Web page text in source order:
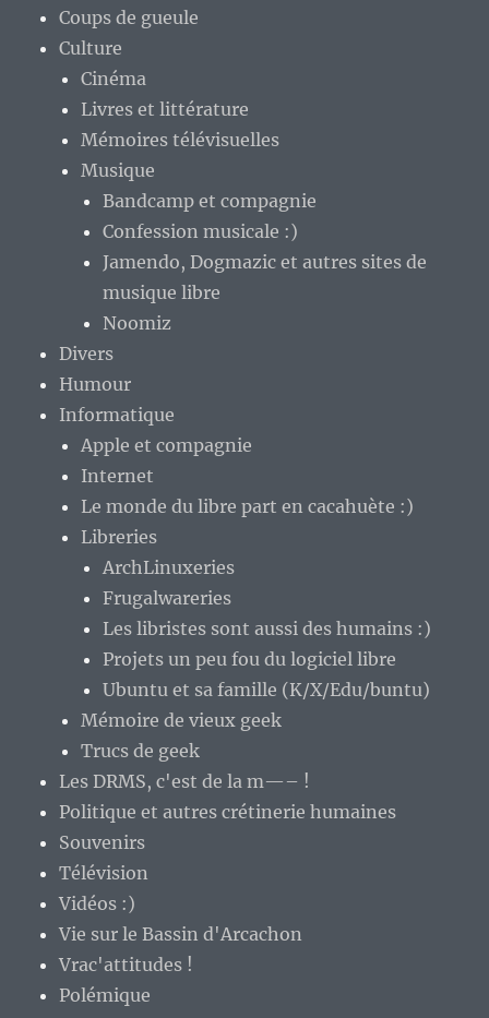
Coups de gueule
Culture
Cinéma
Livres et littérature
Mémoires télévisuelles
Musique
Bandcamp et compagnie
Confession musicale :)
Jamendo, Dogmazic et autres sites de
musique libre
Noomiz
Divers
Humour
Informatique
Apple et compagnie
Internet
Le monde du libre part en cacahuète :)
Libreries
ArchLinuxeries
Frugalwareries
Les libristes sont aussi des humains :)
Projets un peu fou du logiciel libre
Ubuntu et sa famille (K/X/Edu/buntu)
Mémoire de vieux geek
Trucs de geek
Les DRMS, c'est de la m—– !
Politique et autres crétinerie humaines
Souvenirs
Télévision
Vidéos :)
Vie sur le Bassin d'Arcachon
Vrac'attitudes !
Polémique